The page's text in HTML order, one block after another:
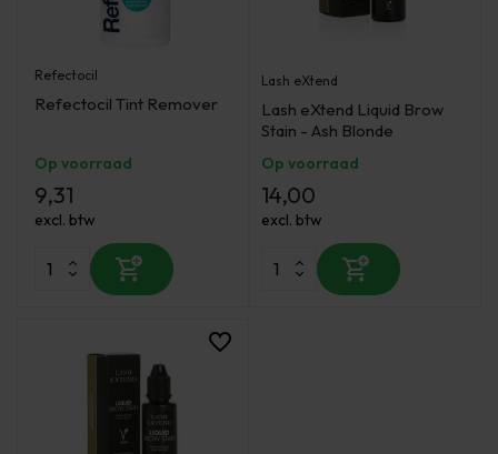
Refectocil
Refectocil Tint Remover
Op voorraad
9,31
excl. btw
Lash eXtend
Lash eXtend Liquid Brow
Stain - Ash Blonde
Op voorraad
14,00
excl. btw